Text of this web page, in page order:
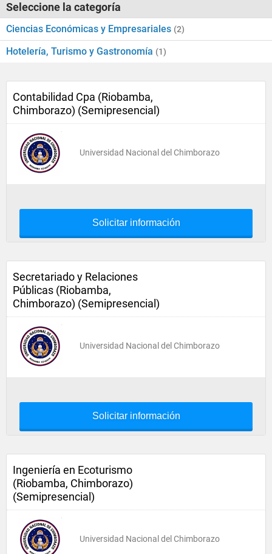
Seleccione la categoría
Ciencias Económicas y Empresariales (2)
Hotelería, Turismo y Gastronomía (1)
Contabilidad Cpa (Riobamba,
Chimborazo) (Semipresencial)
Universidad Nacional del Chimborazo
Solicitar información
Secretariado y Relaciones
Públicas (Riobamba,
Chimborazo) (Semipresencial)
Universidad Nacional del Chimborazo
Solicitar información
Ingeniería en Ecoturismo
(Riobamba, Chimborazo)
(Semipresencial)
Universidad Nacional del Chimborazo